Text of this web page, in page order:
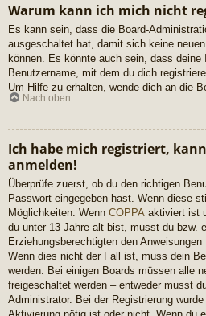
Warum kann ich mich nicht
Es kann sein, dass die Board-
ausgeschaltet hat, damit sich keine
können. Es könnte auch sein, dass deine
Benutzername, mit dem du dich
Um Hilfe zu erhalten, wende dich an die
Nach oben
Ich habe mich registriert,
anmelden!
Überprüfe zuerst, ob du den richtigen
Passwort eingegeben hast. Wenn diese
Möglichkeiten. Wenn COPPA aktiviert ist
du unter 13 Jahre alt bist, musst du bzw.
Erziehungsberechtigten den
Wenn dies nicht der Fall ist, muss dein
werden. Bei einigen Boards müssen alle
freigeschaltet werden – entweder musst
Administrator. Bei der Registrierung